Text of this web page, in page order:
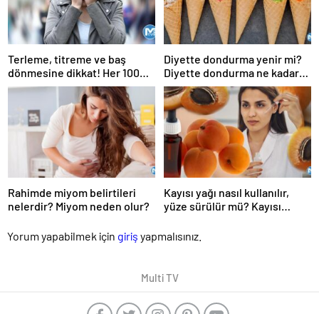
Terleme, titreme ve baş
dönmesine dikkat! Her 100
kişiden 13’ünde görülüyor
Diyette dondurma yenir mi?
Diyette dondurma ne kadar
yenir, ne zaman yenir?
Rahimde miyom belirtileri
nelerdir? Miyom neden olur?
Kayısı yağı nasıl kullanılır,
yüze sürülür mü? Kayısı
Yorum yapabilmek için giriş yapmalısınız.
Multi TV